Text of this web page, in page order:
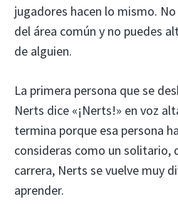
jugadores hacen lo mismo.
del área común y no puedes
de alguien.
La primera persona que se
Nerts dice «¡Nerts!» en voz
termina porque esa persona
consideras como un solitario,
carrera, Nerts se vuelve muy
aprender.